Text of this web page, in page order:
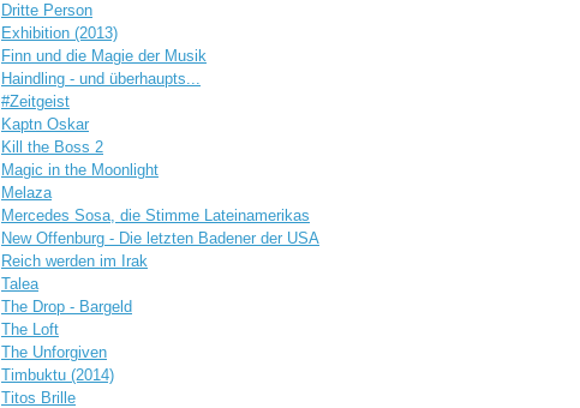
Dritte Person
Exhibition (2013)
Finn und die Magie der Musik
Haindling - und überhaupts...
#Zeitgeist
Kaptn Oskar
Kill the Boss 2
Magic in the Moonlight
Melaza
Mercedes Sosa, die Stimme Lateinamerikas
New Offenburg - Die letzten Badener der USA
Reich werden im Irak
Talea
The Drop - Bargeld
The Loft
The Unforgiven
Timbuktu (2014)
Titos Brille